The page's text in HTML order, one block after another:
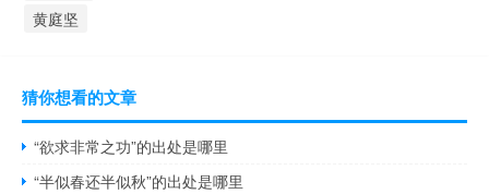
黄庭坚
猜你想看的文章
“欲求非常之功”的出处是哪里
“半似春还半似秋”的出处是哪里